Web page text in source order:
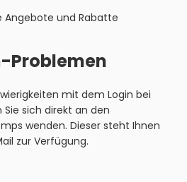
Angebote und Rabatte
Problemen
mit dem Login bei
sich direkt an den
wenden. Dieser steht Ihnen
zur Verfügung.